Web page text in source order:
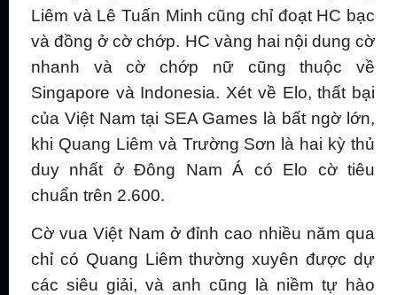
Liêm và Lê Tuấn Minh cũng chỉ đoạt HC bạc
và đồng ở cờ chớp. HC vàng hai nội dung cờ
nhanh và cờ chớp nữ cũng thuộc về
Singapore và Indonesia. Xét về Elo, thất bại
của Việt Nam tại SEA Games là bất ngờ lớn,
khi Quang Liêm và Trường Sơn là hai kỳ thủ
duy nhất ở Đông Nam Á có Elo cờ tiêu
chuẩn trên 2.600.
Cờ vua Việt Nam ở đỉnh cao nhiều năm qua
chỉ có Quang Liêm thường xuyên được dự
các siêu giải, và anh cũng là niềm tự hào